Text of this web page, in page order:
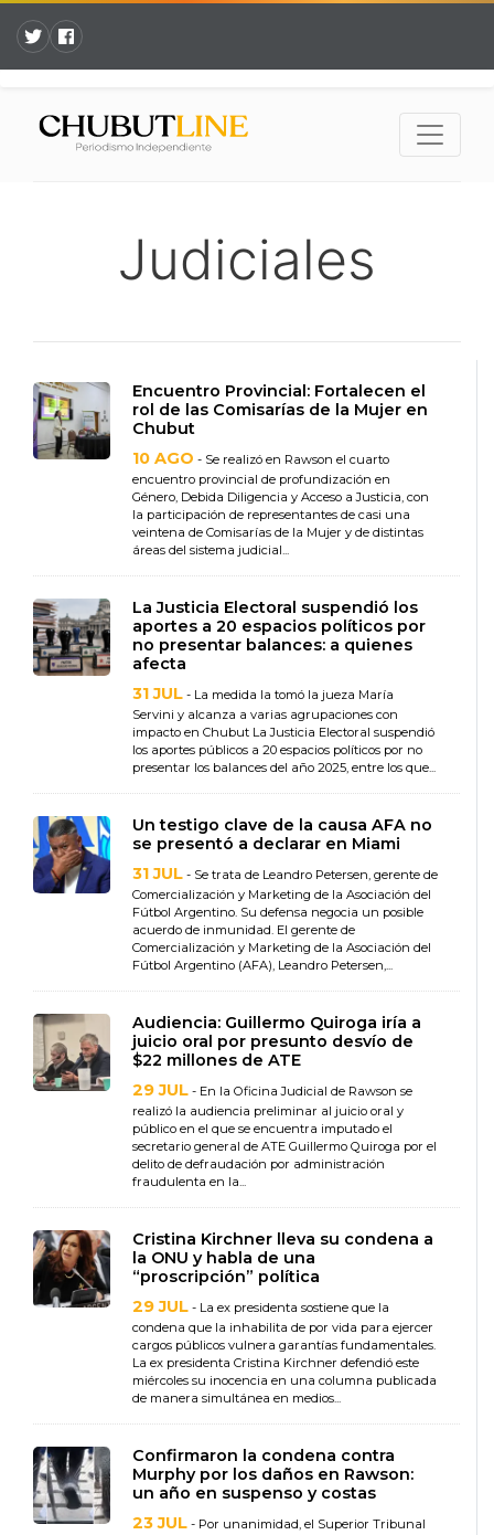
Judiciales
Encuentro Provincial: Fortalecen el
rol de las Comisarías de la Mujer en
Chubut
10 AGO - Se realizó en Rawson el cuarto
encuentro provincial de profundización en
Género, Debida Diligencia y Acceso a Justicia, con
la participación de representantes de casi una
veintena de Comisarías de la Mujer y de distintas
áreas del sistema judicial...
La Justicia Electoral suspendió los
aportes a 20 espacios políticos por
no presentar balances: a quienes
afecta
31 JUL - La medida la tomó la jueza María
Servini y alcanza a varias agrupaciones con
impacto en Chubut La Justicia Electoral suspendió
los aportes públicos a 20 espacios políticos por no
presentar los balances del año 2025, entre los que...
Un testigo clave de la causa AFA no
se presentó a declarar en Miami
31 JUL - Se trata de Leandro Petersen, gerente de
Comercialización y Marketing de la Asociación del
Fútbol Argentino. Su defensa negocia un posible
acuerdo de inmunidad. El gerente de
Comercialización y Marketing de la Asociación del
Fútbol Argentino (AFA), Leandro Petersen,...
Audiencia: Guillermo Quiroga iría a
juicio oral por presunto desvío de
$22 millones de ATE
29 JUL - En la Oficina Judicial de Rawson se
realizó la audiencia preliminar al juicio oral y
público en el que se encuentra imputado el
secretario general de ATE Guillermo Quiroga por el
delito de defraudación por administración
fraudulenta en la...
Cristina Kirchner lleva su condena a
la ONU y habla de una
“proscripción” política
29 JUL - La ex presidenta sostiene que la
condena que la inhabilita de por vida para ejercer
cargos públicos vulnera garantías fundamentales.
La ex presidenta Cristina Kirchner defendió este
miércoles su inocencia en una columna publicada
de manera simultánea en medios...
Confirmaron la condena contra
Murphy por los daños en Rawson:
un año en suspenso y costas
23 JUL - Por unanimidad, el Superior Tribunal